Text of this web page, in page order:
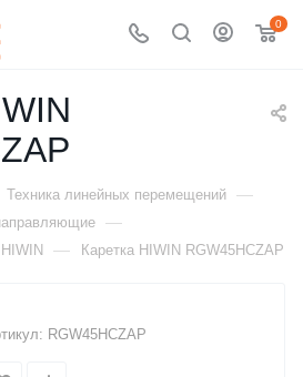
0
Техника линейных перемещений —
—
— Каретка HIWIN RGW45HCZAP
RGW45HCZAP